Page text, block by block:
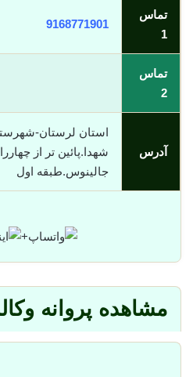
تماس
1
9168771901
تماس
2
آدرس
استان لرستان-
شهدا.پائین تر از
جالینوس.طبقه اول
+
مشاهده پروانه